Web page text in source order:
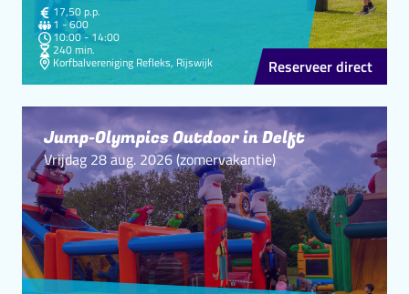
Kosten
17,50p.p.
1 - 600personen
Starttijd
10:00- Eindtijd
14:00
Duur
240 min.
Locatie
Korfbalvereniging Refleks, Rijswijk Reserveer direct
Jump-Olympics Outdoor in Delft
Vrijdag 28 aug. 2026 (zomervakantie)